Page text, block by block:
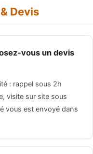
Devis
vous un devis
: rappel sous 2h
visite sur site sous
vous est envoyé dans